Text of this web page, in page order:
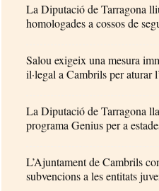
La Diputació de Tarragona
homologades a cossos de
Salou exigeix una mesura
il·legal a Cambrils per aturar
La Diputació de Tarragona
programa Genius per a
L’Ajuntament de Cambrils
subvencions a les entitats